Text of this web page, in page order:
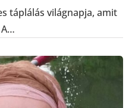
táplálás világnapja, amit